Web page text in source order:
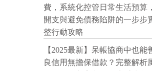
費，系統化控管日常生活預算
開支與避免債務陷阱的一步步
整行動攻略
【2025最新】呆帳協商中也能
良信用無擔保借款？完整解析